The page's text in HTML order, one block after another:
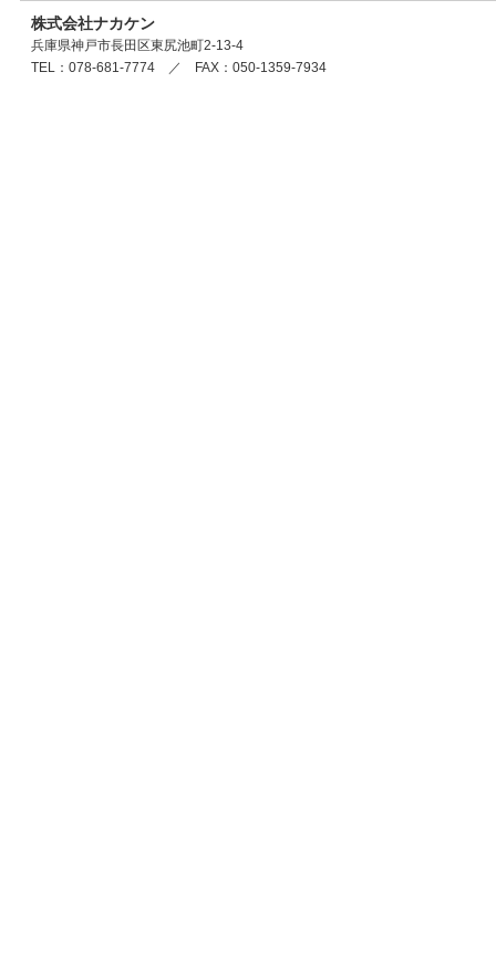
株式会社ナカケン
兵庫県神戸市長田区東尻池町2-13-4
TEL：078-681-7774 ／ FAX：050-1359-7934